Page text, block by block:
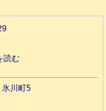
読む
ア
川町5